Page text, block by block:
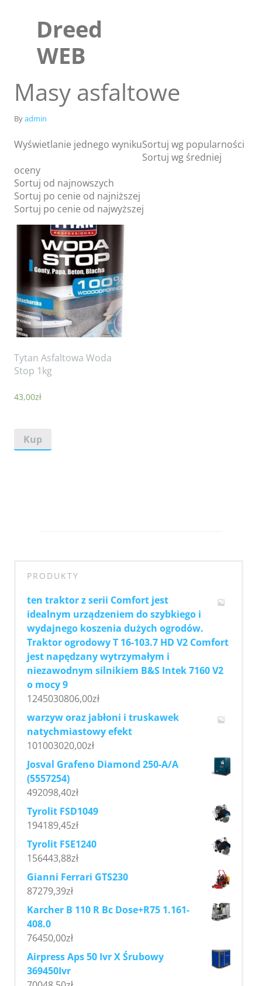
Dreed
WEB
Sklep
Masy asfaltowe
Byadmin
Wyświetlanie jednego wynikuSortuj wg popularności
Sortuj wg średniej
oceny
Sortuj od najnowszych
Sortuj po cenie od najniższej
Sortuj po cenie od najwyższej
Tytan Asfaltowa Woda
Stop 1kg
43,00zł
Kup
PRODUKTY
ten traktor z serii Comfort jest
idealnym urządzeniem do szybkiego i
wydajnego koszenia dużych ogrodów.
Traktor ogrodowy T 16-103.7 HD V2 Comfort
jest napędzany wytrzymałym i
niezawodnym silnikiem B&S Intek 7160 V2
o mocy 9
1245030806,00zł
warzyw oraz jabłoni i truskawek
natychmiastowy efekt
101003020,00zł
Josval Grafeno Diamond 250-A/A
(5557254)
492098,40zł
Tyrolit FSD1049
194189,45zł
Tyrolit FSE1240
156443,88zł
Gianni Ferrari GTS230
87279,39zł
Karcher B 110 R Bc Dose+R75 1.161-
408.0
76450,00zł
Airpress Aps 50 Ivr X Śrubowy
369450Ivr